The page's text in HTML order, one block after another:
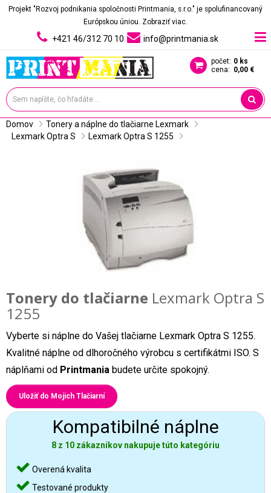
Projekt "Rozvoj podnikania spoločnosti Printmania, s.r.o." je spolufinancovaný
Európskou úniou. Zobraziť viac.
+421 46/312 70 10 info@printmania.sk
počet: 0 ks
cena: 0,00 €
Domov
Tonery a náplne do tlačiarne Lexmark
Lexmark Optra S
Lexmark Optra S 1255
Tonery do tlačiarne Lexmark Optra S
1255
Vyberte si náplne do Vašej tlačiarne Lexmark Optra S 1255.
Kvalitné náplne od dlhoročného výrobcu s certifikátmi ISO. S
náplňami od Printmania budete určite spokojný.
Uložiť do Mojich Tlačiarní
Kompatibilné náplne
8 z 10 zákazníkov nakupuje túto kategóriu
Overená kvalita
Testované produkty